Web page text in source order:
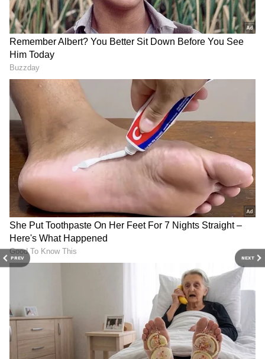
PREV NEXT
சர்வதேச சந்தை விலை உயர்ந்தாலும்,
இந்தியாவில் வீட்டு உபயோக எல்பிஜி
சிலிண்டர் விலையை மத்திய அரசின்
கட்டுப்பாட்டில் வைத்துள்ளது. தற்போது 14.2
கிலோ எடை கொண்ட வீட்டு எல்பிஜி
சிலிண்டரின் விநியோகச் செலவு ரூ.1,600-ஐ
தாண்டியுள்ளதாக தெரிவிக்கப்பட்டுள்ளது.
இருப்பினும், டெல்லியில் பொதுமக்கள்
அதை ரூ.942க்கு வாங்குகின்றனர்.